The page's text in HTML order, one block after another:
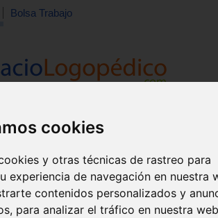
cookies
y otras técnicas de rastreo para
experiencia de navegación en nuestra
contenidos personalizados y
para analizar el tráfico en nuestra
Bolsa Trabajo